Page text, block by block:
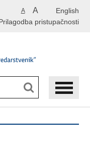
English
A A
pristupačnosti